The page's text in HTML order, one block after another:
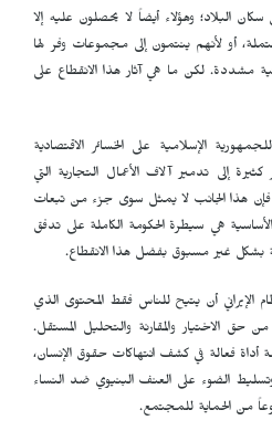
سكان البلاد؛ وهؤلاء أيضاً لا يحصلون عليه إلا
أو لأنهم ينتمون إلى مجموعات وفر لها
مشددة. لكن ما هي آثار هذا الانقطاع على
الإسلامية على الخسائر الاقتصادية
إلى تدمير آلاف الأعمال التجارية التي
فإن هذا الجانب لا يمثل سوى جزء من تبعات
هي سيطرة الحكومة الكاملة على تدفق
بشكل غير مسبوق بفضل هذا الانقطاع.
الإيراني أن يتيح للناس فقط المحتوى الذي
حق الاختيار والمقارنة والتحليل المستقل.
أداة فعالة في كشف انتهاكات حقوق الإنسان،
الضوء على العنف البنيوي ضد النساء
من الحماية للمجتمع.